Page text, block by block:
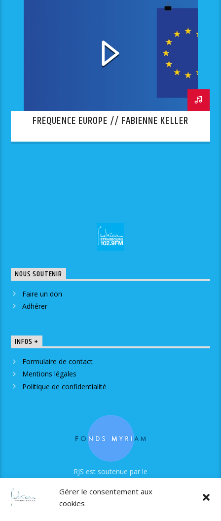
Gérer le consentement aux
cookies
FRÉQUENCE EUROPE // FABIENNE KELLER
NOUS SOUTENIR
Faire un don
Adhérer
INFOS +
Formulaire de contact
Mentions légales
Politique de confidentialité
RJS est soutenue par le